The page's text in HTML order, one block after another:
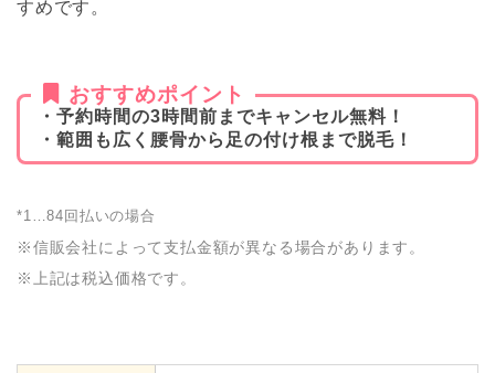
すめです。
おすすめポイント
・予約時間の3時間前までキャンセル無料！
・範囲も広く腰骨から足の付け根まで脱毛！
*1…84回払いの場合
※信販会社によって支払金額が異なる場合があります。
※上記は税込価格です。